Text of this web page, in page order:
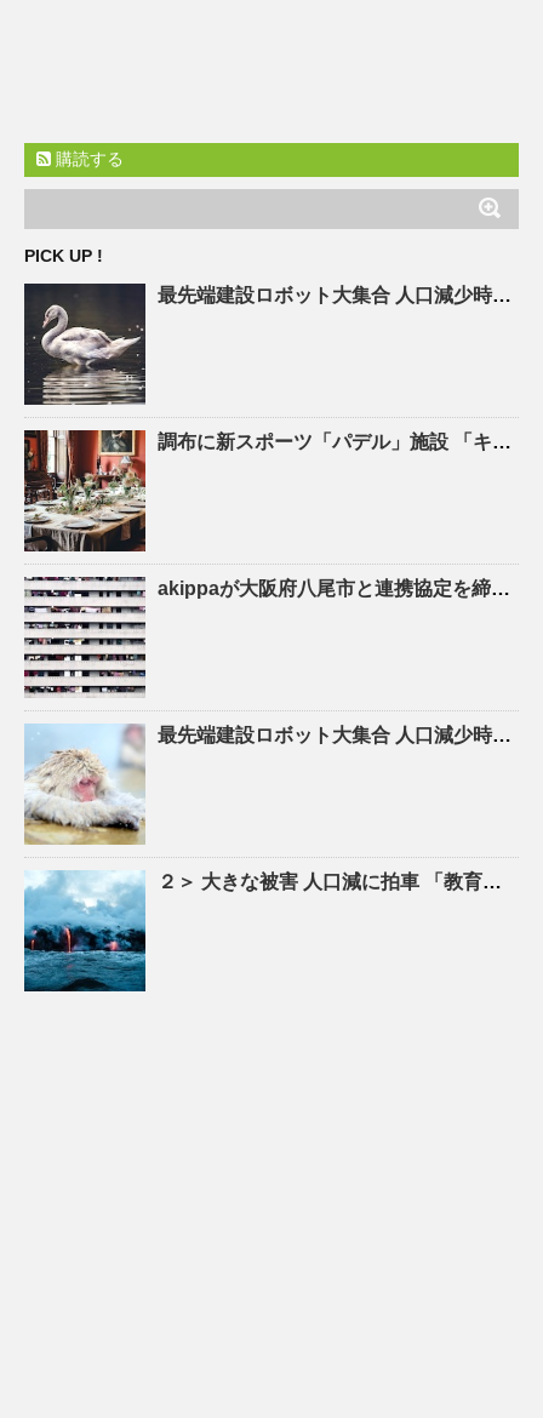
購読する
PICK UP !
最先端建設ロボット大集合 人口 減少時代の建設現場を救え! – ASCII.jp
調布に新スポーツ「パデル」施設 「キャプテン翼」高橋陽一さん手がける – 調布経済新聞
akippaが大阪府八尾市と連携協定を締結！駐車場シェアを活かしたにぎわいの創出と関係
最先端建設ロボット大集合 人口 減少時代の建設現場を救え！ – YouTube
２＞ 大きな被害 人口 減に拍車 「教育のまち」で移住促進｜特集 – 苫小牧民報